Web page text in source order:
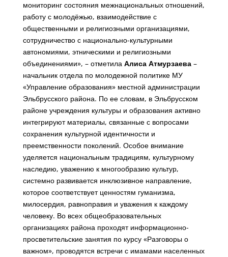
мониторинг состояния межнациональных отношений,
работу с молодёжью, взаимодействие с
общественными и религиозными организациями,
сотрудничество с национально-культурными
автономиями, этническими и религиозными
объединениями», – отметила Алиса Атмурзаева –
начальник отдела по молодежной политике МУ
«Управление образования» местной администрации
Эльбрусского района. По ее словам, в Эльбрусском
районе учреждения культуры и образования активно
интегрируют материалы, связанные с вопросами
сохранения культурной идентичности и
преемственности поколений. Особое внимание
уделяется национальным традициям, культурному
наследию, уважению к многообразию культур,
системно развивается инклюзивное направление,
которое соответствует ценностям гуманизма,
милосердия, равноправия и уважения к каждому
человеку. Во всех общеобразовательных
организациях района проходят информационно-
просветительские занятия по курсу «Разговоры о
важном», проводятся встречи с имамами населенных